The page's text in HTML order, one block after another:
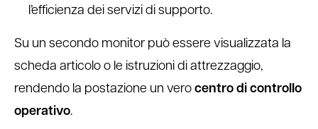
l’efficienza dei servizi di supporto.
Su un secondo monitor può essere visualizzata la
scheda articolo o le istruzioni di attrezzaggio,
rendendo la postazione un vero centro di controllo
operativo.